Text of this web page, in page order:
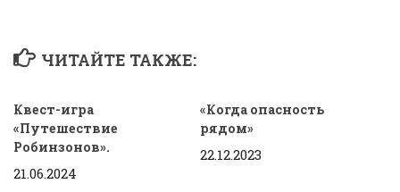
ЧИТАЙТЕ ТАКЖЕ:
Квест-игра
«Путешествие
Робинзонов».
21.06.2024
«Когда опасность
рядом»
22.12.2023